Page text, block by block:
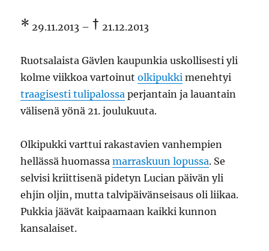
* 29.11.2013 – † 21.12.2013
Ruotsalaista Gävlen kaupunkia uskollisesti yli
kolme viikkoa vartoinutolkipukki menehtyi
traagisesti tulipalossa perjantain ja lauantain
välisenä yönä 21. joulukuuta.
Olkipukki varttui rakastavien vanhempien
hellässä huomassamarraskuun lopussa. Se
selvisi kriittisenä pidetyn Lucian päivän yli
ehjin oljin, mutta talvipäivänseisaus oli liikaa.
Pukkia jäävät kaipaamaan kaikki kunnon
kansalaiset.